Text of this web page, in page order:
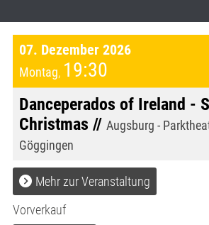
07. Dezember 2026
Montag, 19:30
Danceperados of Ireland -
Christmas // Augsburg -
Göggingen
Mehr zur Veranstaltung
Vorverkauf